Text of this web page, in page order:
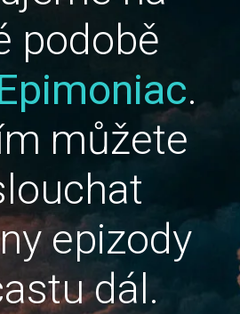
podobě
.
můžete
epizody
dál.